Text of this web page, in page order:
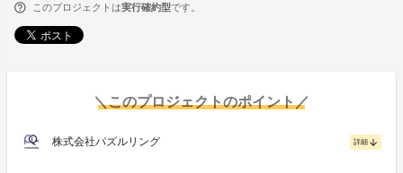
このプロジェクトは実行確約型です。
＼このプロジェクトのポイント／
株式会社パズルリング 詳細 arrow_downward